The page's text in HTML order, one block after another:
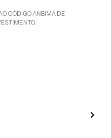
CÓDIGO ANBIMA DE